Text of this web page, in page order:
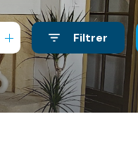
Filtrer